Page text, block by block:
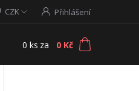
CZK Přihlášení
0 ks za 0 Kč